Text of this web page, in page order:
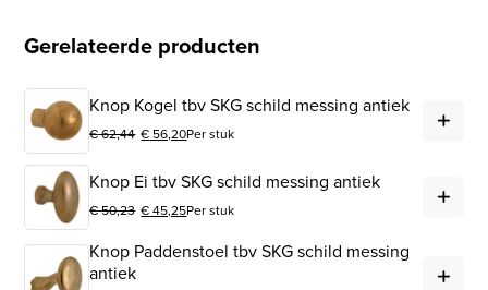
Gerelateerde producten
Knop Kogel tbv SKG schild messing antiek
€62,44
Oorspronkelijke prijs was: € 62,44.
€ 56,20
Huidige prijs is: € 56,20.
Per stuk
Knop Ei tbv SKG schild messing antiek
€50,23
Oorspronkelijke prijs was: € 50,23.
€45,25
Huidige prijs is: € 45,25.
Per stuk
Knop Paddenstoel tbv SKG schild messing
antiek